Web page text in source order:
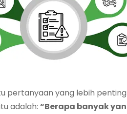
pertanyaan yang lebih
adalah: “Berapa banyak